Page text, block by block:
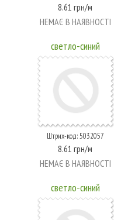
8.61 грн/м
НЕМАЄ В НАЯВНОСТІ
светло-синий
Штрих-код: 5032057
8.61 грн/м
НЕМАЄ В НАЯВНОСТІ
светло-синий